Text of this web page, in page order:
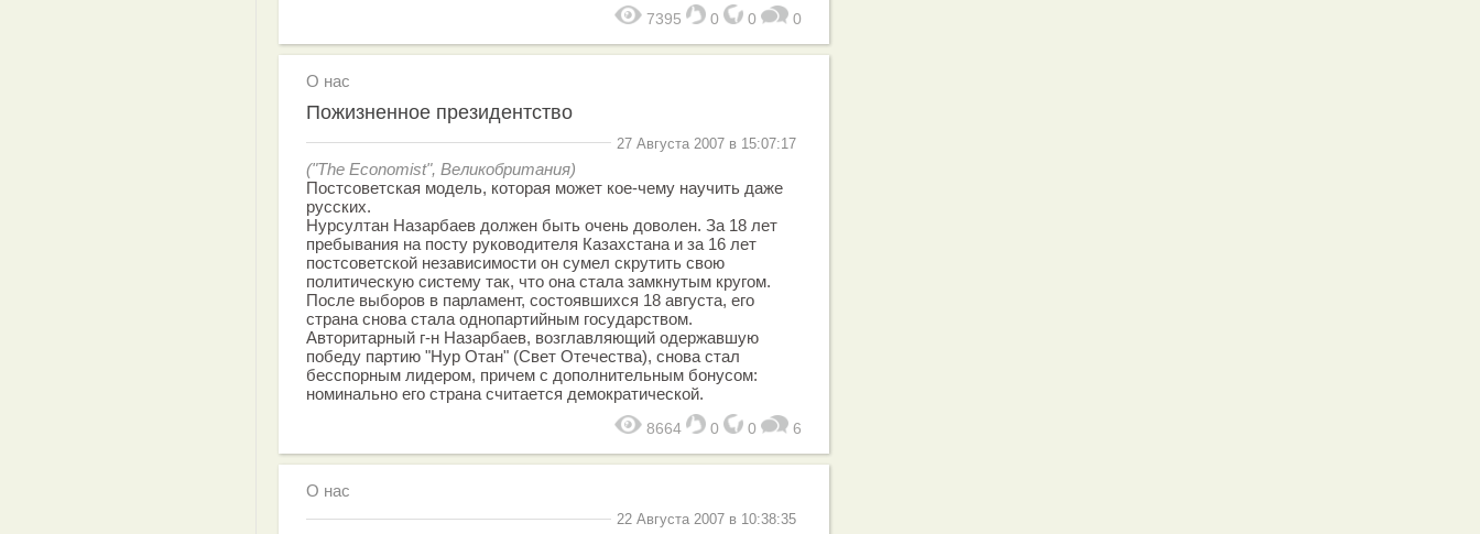
7395 0 0 0
О нас
Пожизненное президентство
27 Августа 2007 в 15:07:17
("The Economist", Великобритания)
Постсоветская модель, которая может кое-чему научить даже
русских.
Нурсултан Назарбаев должен быть очень доволен. За 18 лет
пребывания на посту руководителя Казахстана и за 16 лет
постсоветской независимости он сумел скрутить свою
политическую систему так, что она стала замкнутым кругом.
После выборов в парламент, состоявшихся 18 августа, его
страна снова стала однопартийным государством.
Авторитарный г-н Назарбаев, возглавляющий одержавшую
победу партию "Нур Отан" (Свет Отечества), снова стал
бесспорным лидером, причем с дополнительным бонусом:
номинально его страна считается демократической.
8664 0 0 6
О нас
22 Августа 2007 в 10:38:35